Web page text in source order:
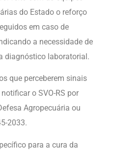
do Estado o reforço
em caso de
a necessidade de
diagnóstico laboratorial.
que perceberem sinais
o SVO-RS por
Agropecuária ou
2033.
para a cura da